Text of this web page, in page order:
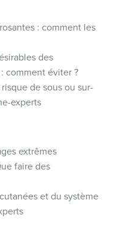
: comment les
des
comment éviter ?
de sous ou sur-
experts
extrêmes
faire des
et du système